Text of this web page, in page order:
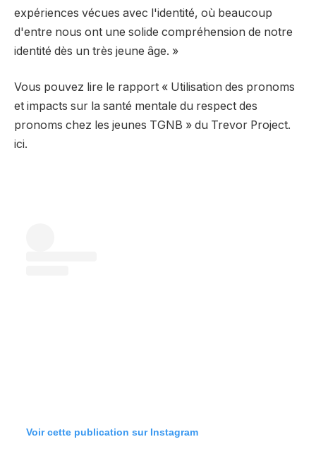
expériences vécues avec l'identité, où beaucoup
d'entre nous ont une solide compréhension de notre
identité dès un très jeune âge. »
Vous pouvez lire le rapport « Utilisation des pronoms
et impacts sur la santé mentale du respect des
pronoms chez les jeunes TGNB » du Trevor Project.
ici.
Voir cette publication sur Instagram